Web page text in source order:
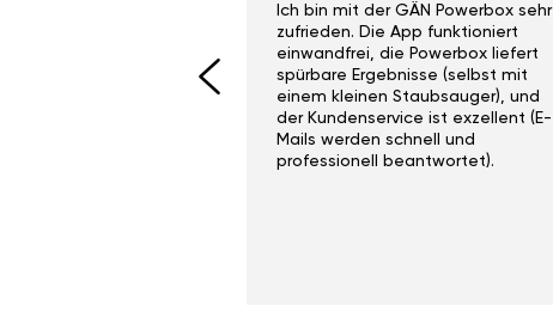
Ich bin mit der GÄN Powerbox sehr
zufrieden. Die App funktioniert
einwandfrei, die Powerbox liefert
spürbare Ergebnisse (selbst mit
einem kleinen Staubsauger), und
der Kundenservice ist exzellent (E-
Mails werden schnell und
professionell beantwortet).